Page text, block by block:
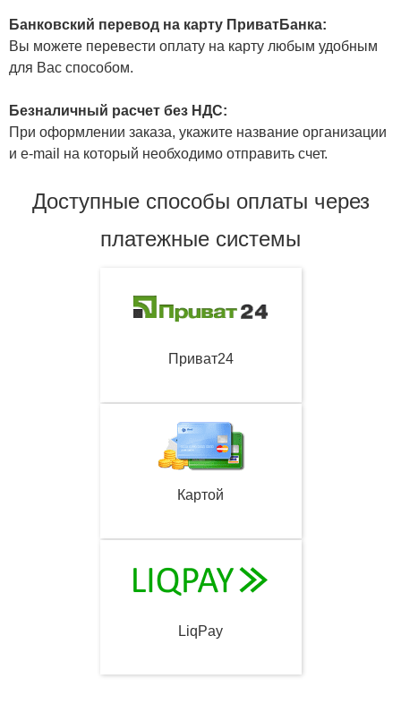
Банковский перевод на карту ПриватБанка:
Вы можете перевести оплату на карту любым удобным
для Вас способом.
Безналичный расчет без НДС:
При оформлении заказа, укажите название организации
и e-mail на который необходимо отправить счет.
Доступные способы оплаты через
платежные системы
Приват24
Картой
LiqPay